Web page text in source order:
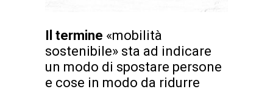
Il termine «mobilità
sostenibile» sta ad indicare
un modo di spostare persone
e cose in modo da ridurre